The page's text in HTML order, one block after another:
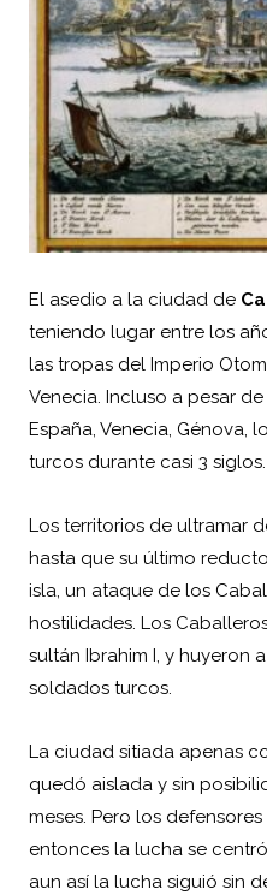
El asedio a la ciudad de
teniendo lugar entre los
las tropas del Imperio
Venecia. Incluso a pesar
España, Venecia,
turcos durante casi 3 siglos.
Los territorios de ultramar
hasta que su último
isla, un ataque de los
hostilidades. Los
sultán Ibrahim I, y huyeron
soldados turcos.
La ciudad sitiada apenas
quedó aislada y sin
meses. Pero los
entonces la lucha se
aun así la lucha siguió sin